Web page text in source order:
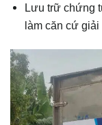
Lưu trữ chứng
làm căn cứ giải